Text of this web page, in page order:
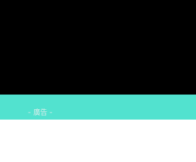
- 廣告 -